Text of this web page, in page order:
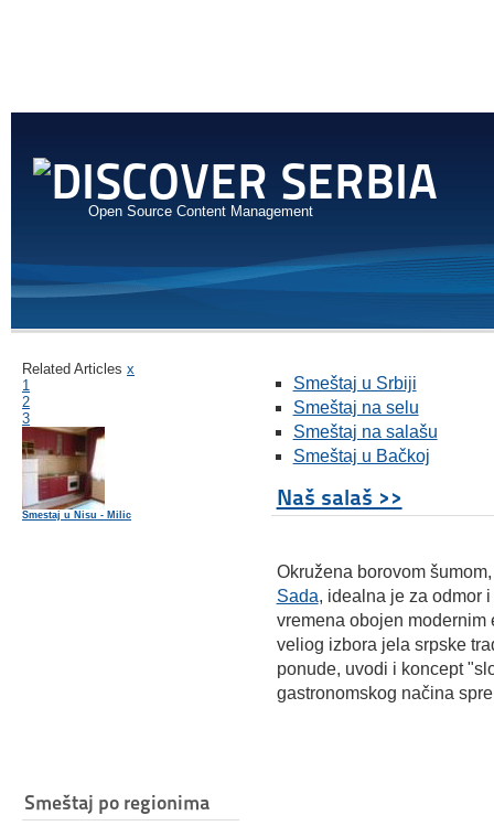
Open Source Content Management
Related Articles x
1
2
3
Smestaj u Nisu - Milic
Smeštaj po regionima
Smeštaj u Srbiji
Smeštaj na selu
Smeštaj na salašu
Smeštaj u Bačkoj
Naš salaš >>
Okružena borovom
Sada, idealna je za odmor
vremena obojen modernim
veliog izbora jela srpske
ponude, uvodi i koncept
gastronomskog načina